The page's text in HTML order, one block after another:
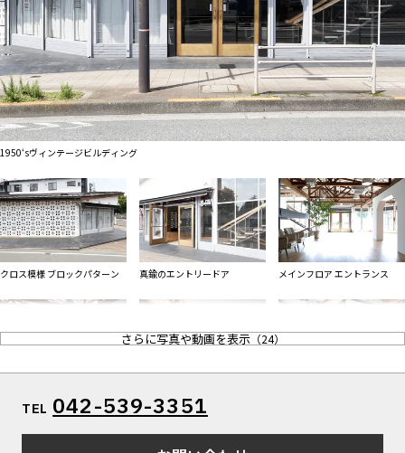
LOCATION
カフェやオフィスなどロケシーンも
SIZE&PRICE
広さと利用料金で探す
ALL FILTER
すべての選択肢からスタジオを探す
ALL FILTER
すべての選択肢からスタジオを探す
スタジオ一覧
マップから探す
お気に入り
特集
[R]studioについて
お知らせ
掲載のお問い合わせ
1950‘sヴィンテージビルディング
クロス模様 ブロックパターン 真鍮のエントリードア メインフロア エントランス
メインフロア 移動可能な白壁
白壁アーチ モルタル壁 格子ダ
ブルドア
さらに写真や動画を表示（24）
TEL 042-539-3351